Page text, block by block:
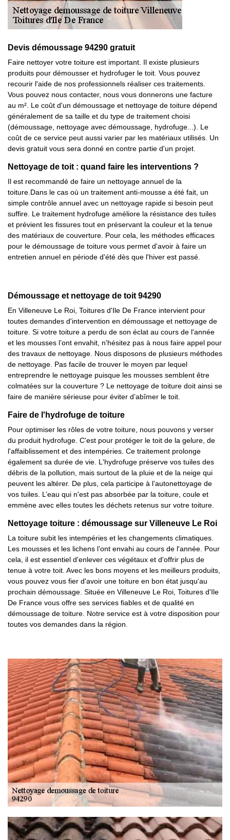
Devis démoussage 94290 gratuit
Faire nettoyer votre toiture est important. Il existe plusieurs
produits pour démousser et hydrofuger le toit. Vous pouvez
recourir l'aide de nos professionnels réaliser ces traitements.
Vous pouvez nous contacter, nous vous donnerons une facture
au m². Le coût d'un démoussage et nettoyage de toiture dépend
généralement de sa taille et du type de traitement choisi
(démoussage, nettoyage avec démoussage, hydrofuge...). Le
coût de ce service peut aussi varier par les matériaux utilisés. Un
devis gratuit vous sera donné en contre partie d'un projet.
Nettoyage de toit : quand faire les interventions ?
Il est recommandé de faire un nettoyage annuel de la
toiture.Dans le cas où un traitement anti-mousse a été fait, un
simple contrôle annuel avec un nettoyage rapide si besoin peut
suffire. Le traitement hydrofuge améliore la résistance des tuiles
et prévient les fissures tout en préservant la couleur et la tenue
des matériaux de couverture. Pour cela, les méthodes efficaces
pour le démoussage de toiture vous permet d'avoir à faire un
entretien annuel en période d'été dès que l'hiver est passé.
Démoussage et nettoyage de toit 94290
En Villeneuve Le Roi, Toitures d'Ile De France intervient pour
toutes demandes d'intervention en démoussage et nettoyage de
toiture. Si votre toiture a perdu de son éclat au cours de l'année
et les mousses l’ont envahit, n'hésitez pas à nous faire appel pour
des travaux de nettoyage. Nous disposons de plusieurs méthodes
de nettoyage. Pas facile de trouver le moyen par lequel
entreprendre le nettoyage puisque les mousses semblent être
colmatées sur la couverture ? Le nettoyage de toiture doit ainsi se
faire de manière sérieuse pour éviter d’abîmer le toit.
Faire de l'hydrofuge de toiture
Pour optimiser les rôles de votre toiture, nous pouvons y verser
du produit hydrofuge. C'est pour protéger le toit de la gelure, de
l'affaiblissement et des intempéries. Ce traitement prolonge
également sa durée de vie. L'hydrofuge préserve vos tuiles des
débris de la pollution, mais surtout de la pluie et de la neige qui
peuvent les altérer. De plus, cela participe à l’autonettoyage de
vos tuiles. L’eau qui n'est pas absorbée par la toiture, coule et
emmène avec elles toutes les déchets retenus sur votre toiture.
Nettoyage toiture : démoussage sur Villeneuve Le Roi
La toiture subit les intempéries et les changements climatiques.
Les mousses et les lichens l’ont envahi au cours de l'année. Pour
cela, il est essentiel d'enlever ces végétaux et d'offrir plus de
tenue à votre toit. Avec les bons moyens et les meilleurs produits,
vous pouvez vous fier d'avoir une toiture en bon état jusqu'au
prochain démoussage. Située en Villeneuve Le Roi, Toitures d'Ile
De France vous offre ses services fiables et de qualité en
démoussage de toiture. Notre service est à votre disposition pour
toutes vos demandes dans la région.